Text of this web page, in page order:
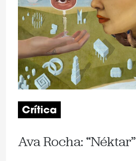
Crítica
Ava Rocha: “Néktar”